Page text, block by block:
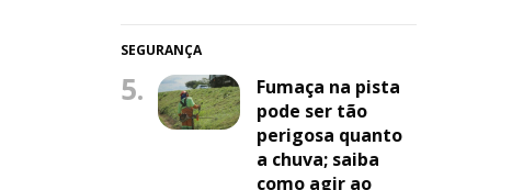
SEGURANÇA
5.
Fumaça na pista
pode ser tão
perigosa quanto
a chuva; saiba
como agir ao